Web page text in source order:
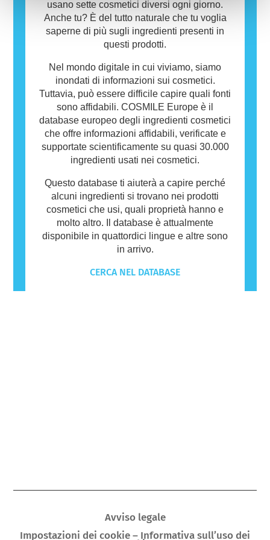
usano sette cosmetici diversi ogni giorno.
Anche tu? È del tutto naturale che tu voglia
saperne di più sugli ingredienti presenti in
questi prodotti.
Nel mondo digitale in cui viviamo, siamo
inondati di informazioni sui cosmetici.
Tuttavia, può essere difficile capire quali fonti
sono affidabili. COSMILE Europe è il
database europeo degli ingredienti cosmetici
che offre informazioni affidabili, verificate e
supportate scientificamente su quasi 30.000
ingredienti usati nei cosmetici.
Questo database ti aiuterà a capire perché
alcuni ingredienti si trovano nei prodotti
cosmetici che usi, quali proprietà hanno e
molto altro. Il database è attualmente
disponibile in quattordici lingue e altre sono
in arrivo.
CERCA NEL DATABASE
Avviso legale
Impostazioni dei cookie – Informativa sull’uso dei